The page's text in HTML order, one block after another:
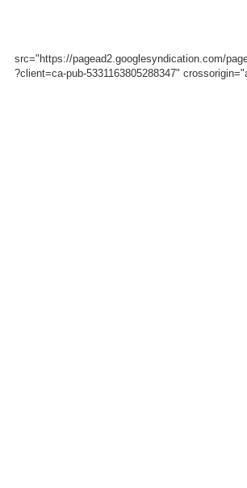
src="https://pagead2.googlesyndication.com/
?client=ca-pub-5331163805288347"